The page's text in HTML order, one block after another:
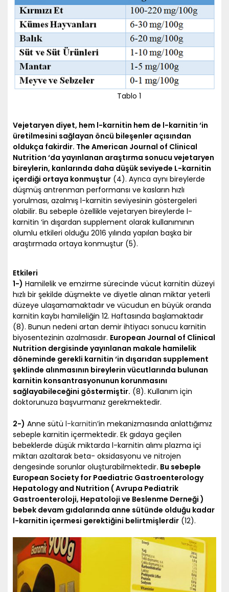
Tablo 1
Vejetaryen diyet, hem l-karnitin hem de l-karnitin ‘in
üretilmesini sağlayan öncü bileşenler açısından
oldukça fakirdir. The American Journal of Clinical
Nutrition ‘da yayınlanan araştırma sonucu vejetaryen
bireylerin, kanlarında daha düşük seviyede L-karnitin
içerdiği ortaya konmuştur (4). Ayrıca aynı bireylerde
düşmüş antrenman performansı ve kasların hızlı
yorulması, azalmış l-karnitin seviyesinin göstergeleri
olabilir. Bu sebeple özellikle vejetaryen bireylerde l-
karnitin ‘in dışardan supplement olarak kullanımının
olumlu etkileri olduğu 2016 yılında yapılan başka bir
araştırmada ortaya konmuştur (5).
Etkileri
1-) Hamilelik ve emzirme sürecinde vücut karnitin düzeyi
hızlı bir şekilde düşmekte ve diyetle alınan miktar yeterli
düzeye ulaşamamaktadır ve vücudun en büyük oranda
karnitin kaybı hamileliğin 12. Haftasında başlamaktadır
(8). Bunun nedeni artan demir ihtiyacı sonucu karnitin
biyosentezinin azalmasıdır. European Journal of Clinical
Nutrition dergisinde yayınlanan makale hamilelik
döneminde gerekli karnitin ‘in dışarıdan supplement
şeklinde alınmasının bireylerin vücutlarında bulunan
karnitin konsantrasyonunun korunmasını
sağlayabileceğini göstermiştir. (8). Kullanım için
doktorunuza başvurmanız gerekmektedir.
2-) Anne sütü l-karnitin’in mekanizmasında anlattığımız
sebeple karnitin içermektedir. Ek gıdaya geçilen
bebeklerde düşük miktarda l-karnitin alımı plazma içi
miktarı azaltarak beta- oksidasyonu ve nitrojen
dengesinde sorunlar oluşturabilmektedir. Bu sebeple
European Society for Paediatric Gastroenterology
Hepatology and Nutrition ( Avrupa Pediatrik
Gastroenteroloji, Hepatoloji ve Beslenme Derneği )
bebek devam gıdalarında anne sütünde olduğu kadar
l-karnitin içermesi gerektiğini belirtmişlerdir (12).